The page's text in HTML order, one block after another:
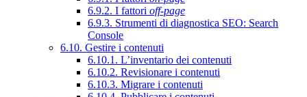
6.9.2. I fattori off-page
6.9.3. Strumenti di diagnostica SEO: Search
Console
6.10. Gestire i contenuti
6.10.1. L’inventario dei contenuti
6.10.2. Revisionare i contenuti
6.10.3. Migrare i contenuti